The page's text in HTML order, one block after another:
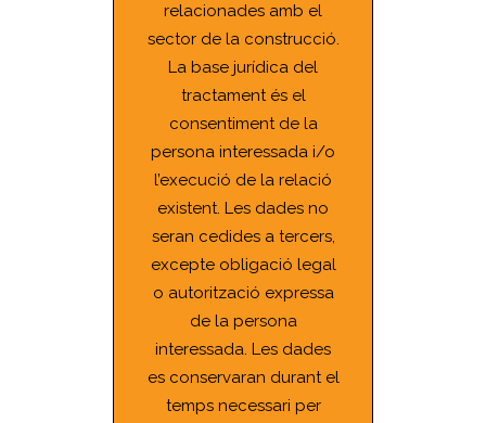
relacionades amb el
sector de la construcció.
La base jurídica del
tractament és el
consentiment de la
persona interessada i/o
l’execució de la relació
existent. Les dades no
seran cedides a tercers,
excepte obligació legal
o autorització expressa
de la persona
interessada. Les dades
es conservaran durant el
temps necessari per